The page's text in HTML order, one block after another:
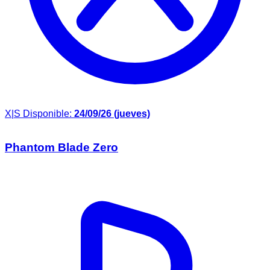
X|S Disponible: 24/09/26 (jueves)
Phantom Blade Zero